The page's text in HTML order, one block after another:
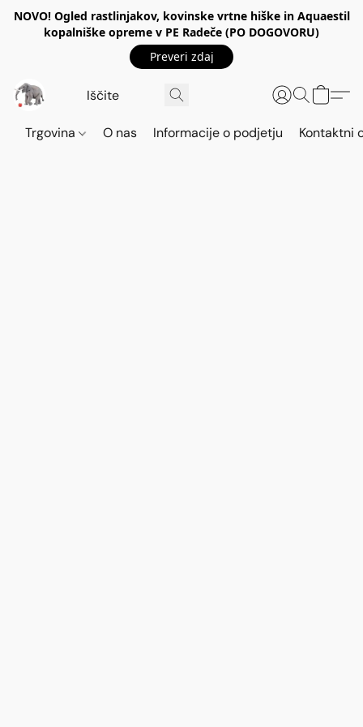
NOVO! Ogled rastlinjakov, kovinske vrtne hiške in Aquaestil
kopalniške opreme v PE Radeče (PO DOGOVORU)
Preveri zdaj
Trgovina O nas Informacije o podjetju Kontaktni